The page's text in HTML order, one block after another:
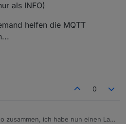
als INFO)
helfen die MQTT
0
zusammen, ich habe nun einen Lay